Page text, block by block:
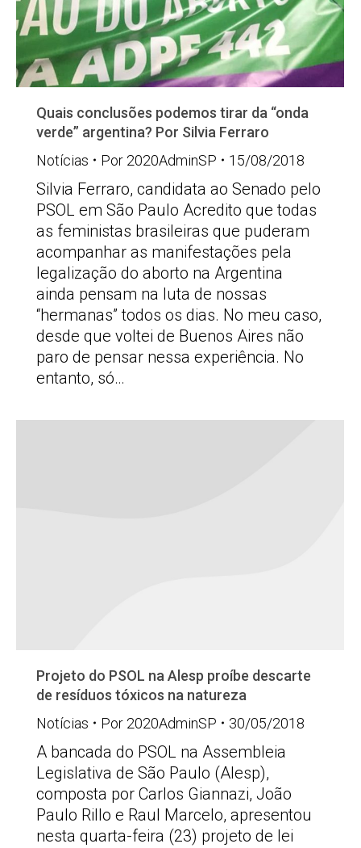
Quais conclusões podemos tirar da “onda
verde” argentina? Por Silvia Ferraro
Notícias
Por 2020AdminSP 15/08/2018
Silvia Ferraro, candidata ao Senado pelo
PSOL em São Paulo Acredito que todas
as feministas brasileiras que puderam
acompanhar as manifestações pela
legalização do aborto na Argentina
ainda pensam na luta de nossas
“hermanas” todos os dias. No meu caso,
desde que voltei de Buenos Aires não
paro de pensar nessa experiência. No
entanto, só…
Projeto do PSOL na Alesp proíbe descarte
de resíduos tóxicos na natureza
Notícias
Por 2020AdminSP 30/05/2018
A bancada do PSOL na Assembleia
Legislativa de São Paulo (Alesp),
composta por Carlos Giannazi, João
Paulo Rillo e Raul Marcelo, apresentou
nesta quarta-feira (23) projeto de lei